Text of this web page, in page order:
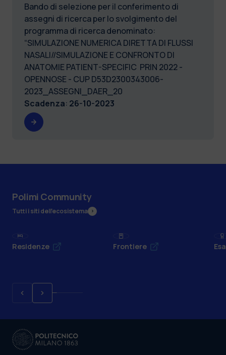
Bando di selezione per il conferimento di
assegni di ricerca per lo svolgimento del
programma di ricerca denominato:
“SIMULAZIONE NUMERICA DIRETTA DI FLUSSI
NASALI//SIMULAZIONE E CONFRONTO DI
ANATOMIE PATIENT-SPECIFIC PRIN 2022 -
OPENNOSE - CUP D53D2300343006-
2023_ASSEGNI_DAER_20
Scadenza: 26-10-2023
Polimi Community
Tutti i siti dell’ecosistema
Residenze Frontiere